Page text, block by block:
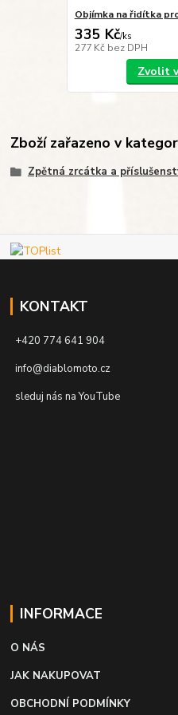
Objímka na řidítka
335 Kč/ks
277 Kč bez DPH
Zvolit
Zboží zařazeno v
Zpětná zrcátka a
KONTAKT
+420 774 641 904
info@diablomoto.cz
sleduj nás na YouTube
INFORMACE
O NÁS
JAK NAKUPOVAT
OBCHODNÍ PODMÍNKY